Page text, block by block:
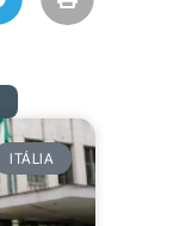
ITÁLIA